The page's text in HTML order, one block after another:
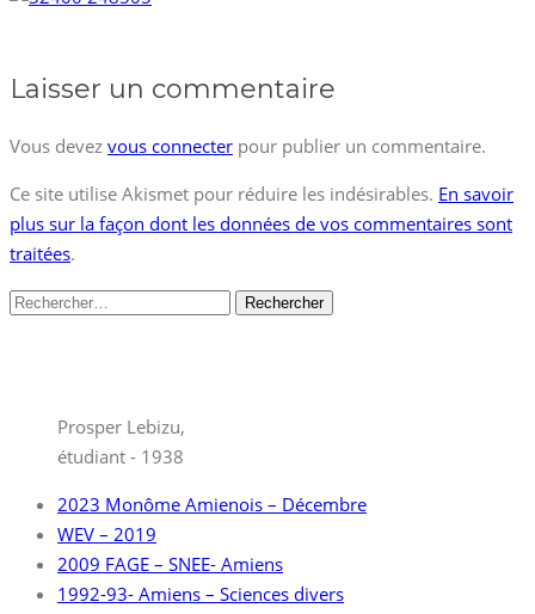
Laisser un commentaire
Vous devez vous connecter pour publier un commentaire.
Ce site utilise Akismet pour réduire les indésirables. En savoir
plus sur la façon dont les données de vos commentaires sont
traitées.
Rechercher :
Prosper Lebizu,
étudiant - 1938
2023 Monôme Amienois – Décembre
WEV – 2019
2009 FAGE – SNEE- Amiens
1992-93- Amiens – Sciences divers